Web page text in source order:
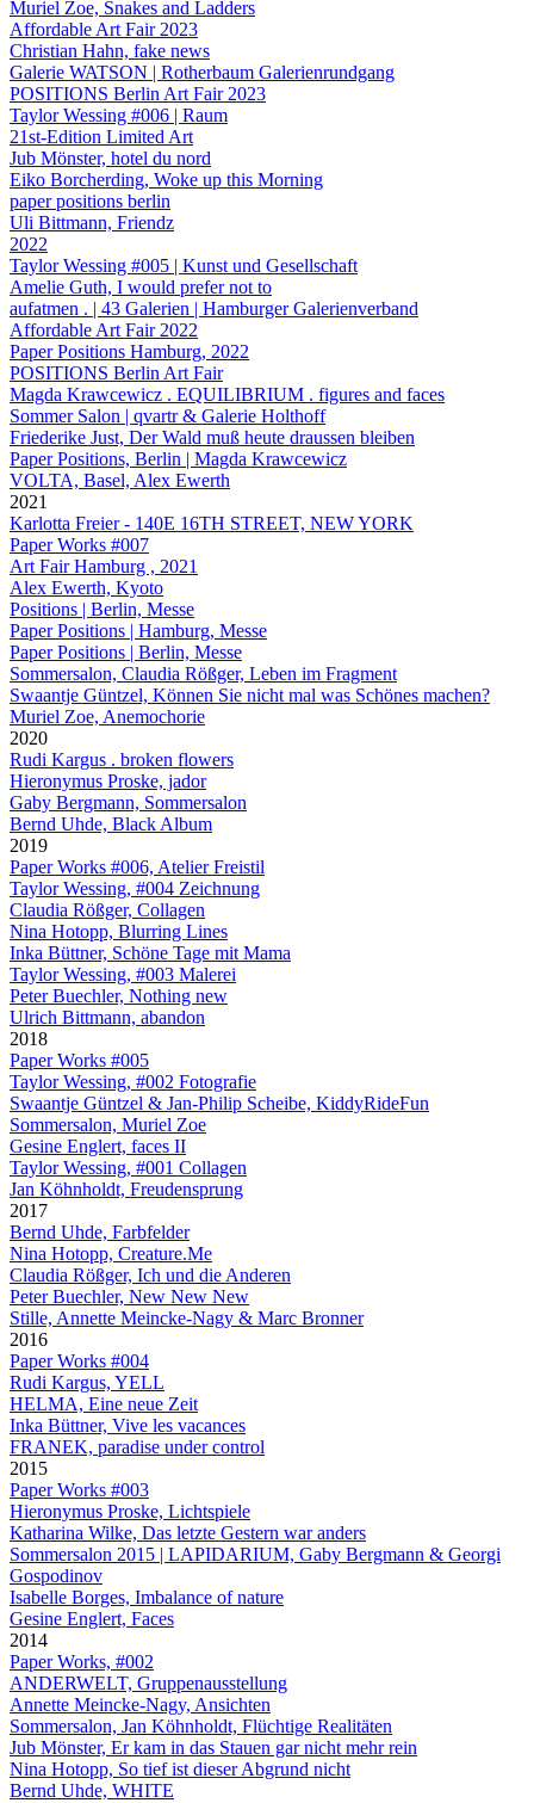
Muriel Zoe, Snakes and Ladders
Affordable Art Fair 2023
Christian Hahn, fake news
Galerie WATSON | Rotherbaum Galerienrundgang
POSITIONS Berlin Art Fair 2023
Taylor Wessing #006 | Raum
21st-Edition Limited Art
Jub Mönster, hotel du nord
Eiko Borcherding, Woke up this Morning
paper positions berlin
Uli Bittmann, Friendz
2022
Taylor Wessing #005 | Kunst und Gesellschaft
Amelie Guth, I would prefer not to
aufatmen . | 43 Galerien | Hamburger Galerienverband
Affordable Art Fair 2022
Paper Positions Hamburg, 2022
POSITIONS Berlin Art Fair
Magda Krawcewicz . EQUILIBRIUM . figures and faces
Sommer Salon | qvartr & Galerie Holthoff
Friederike Just, Der Wald muß heute draussen bleiben
Paper Positions, Berlin | Magda Krawcewicz
VOLTA, Basel, Alex Ewerth
2021
Karlotta Freier - 140E 16TH STREET, NEW YORK
Paper Works #007
Art Fair Hamburg , 2021
Alex Ewerth, Kyoto
Positions | Berlin, Messe
Paper Positions | Hamburg, Messe
Paper Positions | Berlin, Messe
Sommersalon, Claudia Rößger, Leben im Fragment
Swaantje Güntzel, Können Sie nicht mal was Schönes machen?
Muriel Zoe, Anemochorie
2020
Rudi Kargus . broken flowers
Hieronymus Proske, jador
Gaby Bergmann, Sommersalon
Bernd Uhde, Black Album
2019
Paper Works #006, Atelier Freistil
Taylor Wessing, #004 Zeichnung
Claudia Rößger, Collagen
Nina Hotopp, Blurring Lines
Inka Büttner, Schöne Tage mit Mama
Taylor Wessing, #003 Malerei
Peter Buechler, Nothing new
Ulrich Bittmann, abandon
2018
Paper Works #005
Taylor Wessing, #002 Fotografie
Swaantje Güntzel & Jan-Philip Scheibe, KiddyRideFun
Sommersalon, Muriel Zoe
Gesine Englert, faces II
Taylor Wessing, #001 Collagen
Jan Köhnholdt, Freudensprung
2017
Bernd Uhde, Farbfelder
Nina Hotopp, Creature.Me
Claudia Rößger, Ich und die Anderen
Peter Buechler, New New New
Stille, Annette Meincke-Nagy & Marc Bronner
2016
Paper Works #004
Rudi Kargus, YELL
HELMA, Eine neue Zeit
Inka Büttner, Vive les vacances
FRANEK, paradise under control
2015
Paper Works #003
Hieronymus Proske, Lichtspiele
Katharina Wilke, Das letzte Gestern war anders
Sommersalon 2015 | LAPIDARIUM, Gaby Bergmann & Georgi
Gospodinov
Isabelle Borges, Imbalance of nature
Gesine Englert, Faces
2014
Paper Works, #002
ANDERWELT, Gruppenausstellung
Annette Meincke-Nagy, Ansichten
Sommersalon, Jan Köhnholdt, Flüchtige Realitäten
Jub Mönster, Er kam in das Stauen gar nicht mehr rein
Nina Hotopp, So tief ist dieser Abgrund nicht
Bernd Uhde, WHITE